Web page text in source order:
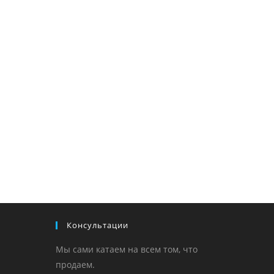
Консультации
Мы сами катаем на всем том, что
продаем.